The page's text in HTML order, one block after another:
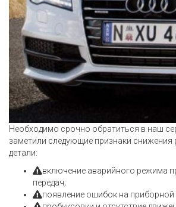
Необходимо срочно обратиться в наш
заметили следующие признаки
детали:
включение аварийного режима
передач;
появление ошибок на приборной